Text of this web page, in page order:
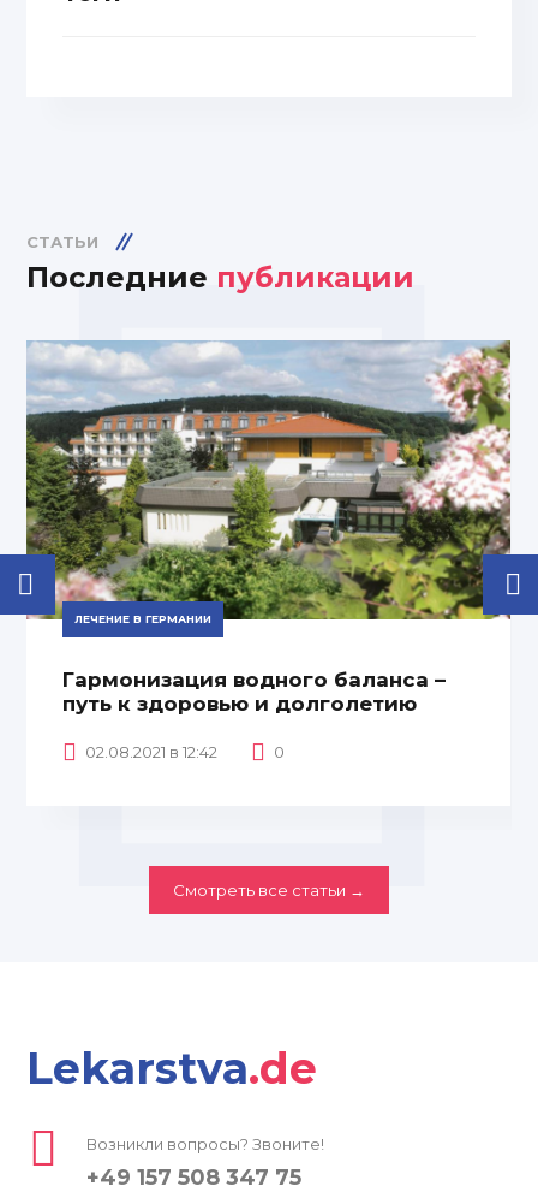
СТАТЬИ
Последние публикации
ЛЕЧЕНИЕ В ГЕРМАНИИ
Гармонизация водного баланса –
путь к здоровью и долголетию
02.08.2021 в 12:42 0
Смотреть все статьи →
Lekarstva.de
Возникли вопросы? Звоните!
+49 157 508 347 75